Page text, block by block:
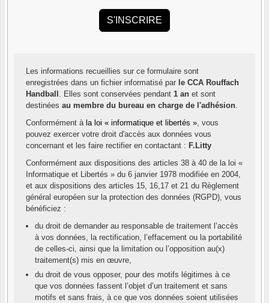
Les informations recueillies sur ce formulaire sont
enregistrées dans un fichier informatisé par le CCA Rouffach
Handball . Elles sont conservées pendant 1 an et sont
destinées au membre du bureau en charge de l'adhésion.
Conformément à la loi « informatique et libertés », vous
pouvez exercer votre droit d'accès aux données vous
concernant et les faire rectifier en contactant : F.Litty
Conformément aux dispositions des articles 38 à 40 de la loi «
Informatique et Libertés » du 6 janvier 1978 modifiée en 2004,
et aux dispositions des articles 15, 16,17 et 21 du Règlement
général européen sur la protection des données (RGPD), vous
bénéficiez :
du droit de demander au responsable de traitement l’accès
à vos données, la rectification, l’effacement ou la portabilité
de celles-ci, ainsi que la limitation ou l’opposition au(x)
traitement(s) mis en œuvre,
du droit de vous opposer, pour des motifs légitimes à ce
que vos données fassent l’objet d’un traitement et sans
motifs et sans frais, à ce que vos données soient utilisées